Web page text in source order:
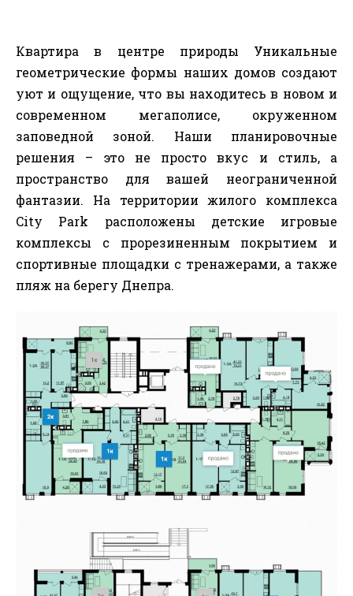
Квартира в центре природы Уникальные
геометрические формы наших домов создают
уют и ощущение, что вы находитесь в новом и
современном мегаполисе, окруженном
заповедной зоной. Наши планировочные
решения – это не просто вкус и стиль, а
пространство для вашей неограниченной
фантазии. На территории жилого комплекса
City Park расположены детские игровые
комплексы с прорезиненным покрытием и
спортивные площадки с тренажерами, а также
пляж на берегу Днепра.